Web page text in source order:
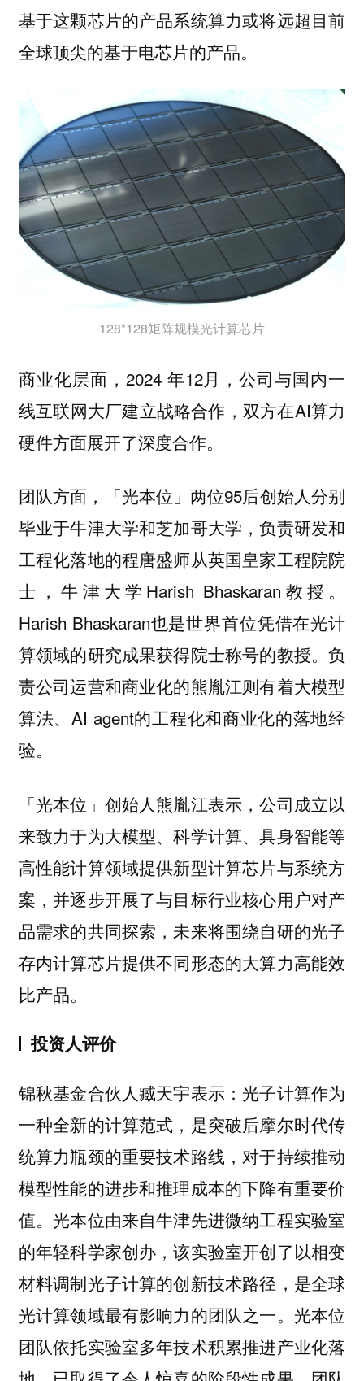
基于这颗芯片的产品系统算力或将远超目前
全球顶尖的基于电芯片的产品。
128*128矩阵规模光计算芯片
商业化层面，2024 年12月，公司与国内一
线互联网大厂建立战略合作，双方在AI算力
硬件方面展开了深度合作。
团队方面，「光本位」两位95后创始人分别
毕业于牛津大学和芝加哥大学，负责研发和
工程化落地的程唐盛师从英国皇家工程院院
士，牛津大学Harish Bhaskaran教授。
Harish Bhaskaran也是世界首位凭借在光计
算领域的研究成果获得院士称号的教授。负
责公司运营和商业化的熊胤江则有着大模型
算法、AI agent的工程化和商业化的落地经
验。
「光本位」创始人熊胤江表示，公司成立以
来致力于为大模型、科学计算、具身智能等
高性能计算领域提供新型计算芯片与系统方
案，并逐步开展了与目标行业核心用户对产
品需求的共同探索，未来将围绕自研的光子
存内计算芯片提供不同形态的大算力高能效
比产品。
投资人评价
锦秋基金合伙人臧天宇表示：光子计算作为
一种全新的计算范式，是突破后摩尔时代传
统算力瓶颈的重要技术路线，对于持续推动
模型性能的进步和推理成本的下降有重要价
值。光本位由来自牛津先进微纳工程实验室
的年轻科学家创办，该实验室开创了以相变
材料调制光子计算的创新技术路径，是全球
光计算领域最有影响力的团队之一。光本位
团队依托实验室多年技术积累推进产业化落